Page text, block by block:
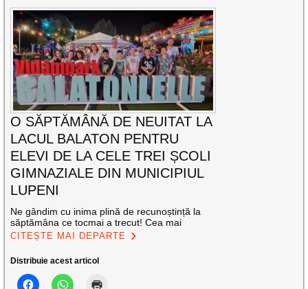
O SĂPTĂMÂNĂ DE NEUITAT LA
LACUL BALATON PENTRU
ELEVI DE LA CELE TREI ȘCOLI
GIMNAZIALE DIN MUNICIPIUL
LUPENI
Ne gândim cu inima plină de recunoștință la
săptămâna ce tocmai a trecut! Cea mai
CITEȘTE MAI DEPARTE
Distribuie acest articol